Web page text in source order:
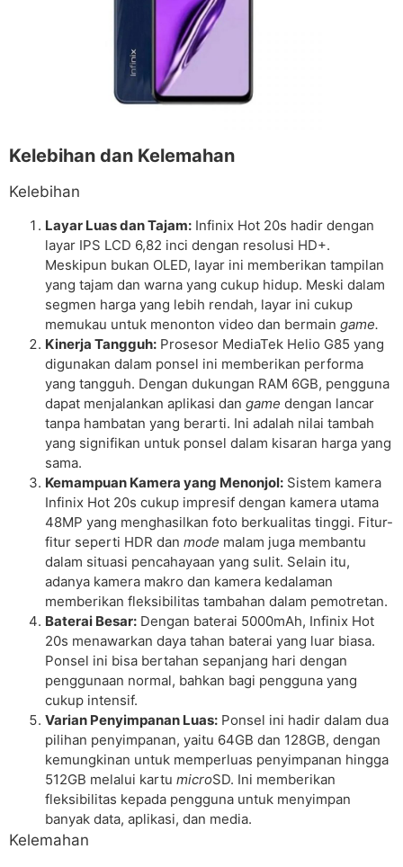
Kelebihan dan Kelemahan
Kelebihan
Layar Luas dan Tajam: Infinix Hot 20s hadir dengan
layar IPS LCD 6,82 inci dengan resolusi HD+.
Meskipun bukan OLED, layar ini memberikan tampilan
yang tajam dan warna yang cukup hidup. Meski dalam
segmen harga yang lebih rendah, layar ini cukup
memukau untuk menonton video dan bermain game.
Kinerja Tangguh: Prosesor MediaTek Helio G85 yang
digunakan dalam ponsel ini memberikan performa
yang tangguh. Dengan dukungan RAM 6GB, pengguna
dapat menjalankan aplikasi dan game dengan lancar
tanpa hambatan yang berarti. Ini adalah nilai tambah
yang signifikan untuk ponsel dalam kisaran harga yang
sama.
Kemampuan Kamera yang Menonjol: Sistem kamera
Infinix Hot 20s cukup impresif dengan kamera utama
48MP yang menghasilkan foto berkualitas tinggi. Fitur-
fitur seperti HDR dan mode malam juga membantu
dalam situasi pencahayaan yang sulit. Selain itu,
adanya kamera makro dan kamera kedalaman
memberikan fleksibilitas tambahan dalam pemotretan.
Baterai Besar: Dengan baterai 5000mAh, Infinix Hot
20s menawarkan daya tahan baterai yang luar biasa.
Ponsel ini bisa bertahan sepanjang hari dengan
penggunaan normal, bahkan bagi pengguna yang
cukup intensif.
Varian Penyimpanan Luas: Ponsel ini hadir dalam dua
pilihan penyimpanan, yaitu 64GB dan 128GB, dengan
kemungkinan untuk memperluas penyimpanan hingga
512GB melalui kartu microSD. Ini memberikan
fleksibilitas kepada pengguna untuk menyimpan
banyak data, aplikasi, dan media.
Kelemahan